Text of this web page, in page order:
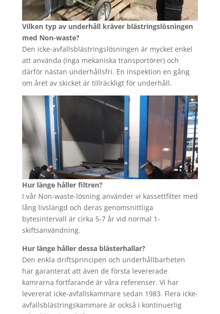
Vilken typ av underhåll kräver blästringslösningen
med Non-waste?
Den icke-avfallsblästringslösningen är mycket enkel
att använda (inga mekaniska transportörer) och
därför nästan underhållsfri. En inspektion en gång
om året av skicket är tillräckligt för underhåll.
Hur länge håller filtren?
I vår Non-waste-lösning använder vi kassettfilter med
lång livslängd och deras genomsnittliga
bytesintervall är cirka 5-7 år vid normal 1-
skiftsanvändning.
Hur länge håller dessa blästerhallar?
Den enkla driftsprincipen och underhållbarheten
har garanterat att även de första levererade
kamrarna fortfarande är våra referenser. Vi har
levererat icke-avfallskammare sedan 1983. Flera icke-
avfallsblästringskammare är också i kontinuerlig